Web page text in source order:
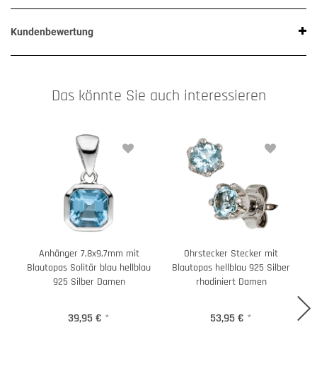
Kundenbewertung
Das könnte Sie auch interessieren
Anhänger 7,8x9,7mm mit
Blautopas Solitär blau hellblau
925 Silber Damen
39,95 € *
Ohrstecker Stecker mit
Blautopas hellblau 925 Silber
rhodiniert Damen
53,95 € *